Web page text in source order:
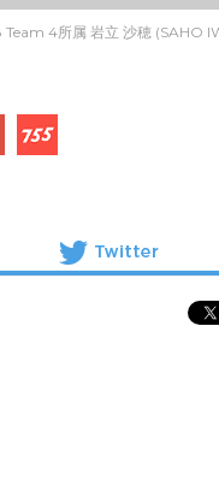
4所属 岩立 沙穂 (SAHO